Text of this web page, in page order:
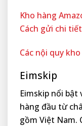
Kho hàng
Cách gửi chi tiết
Các nội quy
Eimskip
Eimskip nổi bật
hàng đầu từ
gồm Việt Nam.